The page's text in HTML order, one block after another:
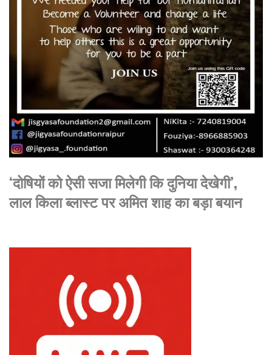
‘दोषियों को ऐसी सजा मिलेगी कि दुनिया देखेगी’,
लाल किला ब्लास्ट पर अमित शाह का बड़ा बयान